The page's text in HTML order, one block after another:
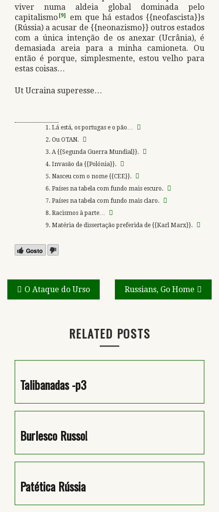
viver numa aldeia global dominada pelo
capitalismo [9]
em que há estados {{neofascista}}s
(Rússia) a acusar de {{neonazismo}} outros estados
com a única intenção de os anexar (Ucrânia), é
demasiada areia para a minha camioneta. Ou
então é porque, simplesmente, estou velho para
estas coisas…
Ut Ucraina superesse…
Lá está, os portugas e o pão…
Ou OTAN.
A {{Segunda Guerra Mundial}}.
Invasão da {{Polónia}}.
Nasceu com o nome {{CEE}}.
Países na tabela com fundo mais escuro.
Países na tabela com fundo mais claro.
Racismos à parte…
Matéria de dissertação preferida de {{Karl Marx}}.
Gosto
Navegação
de
O Ataque do Urso Russians, Go Home
RELATED POSTS
Talibanadas -p3
Burlesco Russo!
Patética Rússia